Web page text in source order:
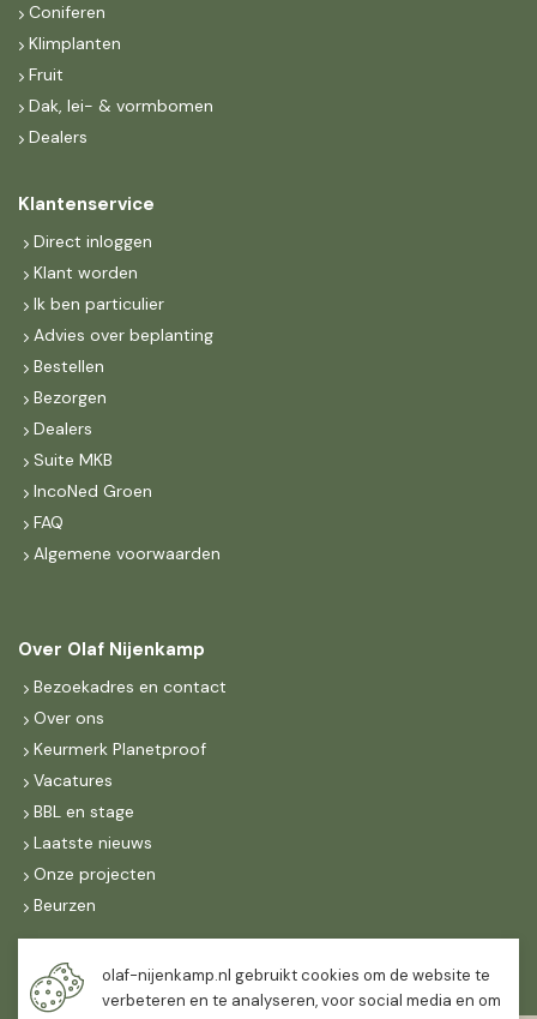
Coniferen
Klimplanten
Fruit
Dak, lei- & vormbomen
Dealers
Klantenservice
Direct inloggen
Klant worden
Ik ben particulier
Advies over beplanting
Bestellen
Bezorgen
Dealers
Suite MKB
IncoNed Groen
FAQ
Algemene voorwaarden
Over Olaf Nijenkamp
Bezoekadres en contact
Over ons
Keurmerk Planetproof
Vacatures
BBL en stage
Laatste nieuws
Onze projecten
Beurzen
Maandag t/m vrijdag
07:30- 16:30
olaf-nijenkamp.nl gebruikt cookies om de website te
verbeteren en te analyseren, voor social media en om